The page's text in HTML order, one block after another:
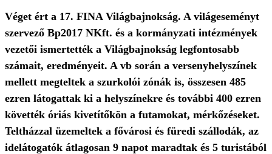
Véget ért a 17. FINA Világbajnokság. A világeseményt
szervező Bp2017 NKft. és a kormányzati intézmények
vezetői ismertették a Világbajnokság legfontosabb
számait, eredményeit. A vb során a versenyhelyszínek
mellett megteltek a szurkolói zónák is, összesen 485
ezren látogattak ki a helyszínekre és további 400 ezren
követték óriás kivetítőkön a futamokat, mérkőzéseket.
Teltházzal üzemeltek a fővárosi és füredi szállodák, az
idelátogatók átlagosan 9 napot maradtak és 5 turistából